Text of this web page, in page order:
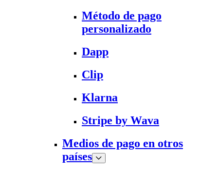
Método de pago
personalizado
Dapp
Clip
Klarna
Stripe by Wava
Medios de pago en otros
países